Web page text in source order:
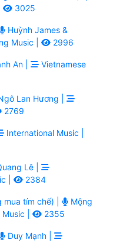
3025
Huỳnh James &
Music | 2996
An |
Vietnamese
Lan Hương |
2769
International Music |
Lê |
|
2384
tím chế) |
Mộng
| 2355
Duy Mạnh |